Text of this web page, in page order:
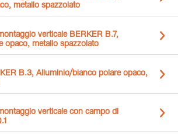
metallo spazzolato
verticale BERKER B.7,
opaco, metallo spazzolato
B.3, Alluminio/bianco polare opaco,
verticale con campo di